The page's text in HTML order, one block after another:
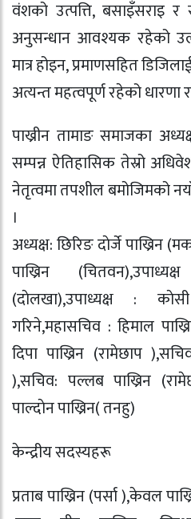
वंशको उत्पत्ति, बसाइँसराइ
अनुसन्धान आवश्यक रहेको
मात्र होइन, प्रमाणसहित
अत्यन्त महत्वपूर्ण रहेको धारणा
पाख्रीन तामाङ समाजका
सम्पन्न ऐतिहासिक तेस्रो
नेतृत्वमा तपशील बमोजिमको
।
अध्यक्ष: छिरिङ दाेर्जे पाख्रिन
पाख्रिन (चितवन),
(दाेलखा),उपाध्यक्ष :
गरिने,महासचिव : हिमाल
दिपा पाख्रिन (रामेछाप ),
),सचिव: पल्लब पाख्रिन
पाल्दाेन पाख्रिन( तनहु)
केन्द्रीय सदस्यहरू‍
प्रताब पाख्रिन (पर्सा ),केवल